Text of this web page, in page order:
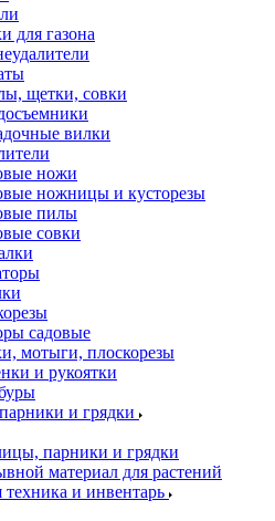
для газона
щетки, совки
вилки
ножи
ножницы и кусторезы
пилы
совки
садовые
мотыги, плоскорезы
и рукоятки
и грядки
парники и грядки
материал для растений
техника и инвентарь